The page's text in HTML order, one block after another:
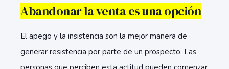
Abandonar la venta es una opción
El apego y la insistencia son la mejor manera de
generar resistencia por parte de un prospecto. Las